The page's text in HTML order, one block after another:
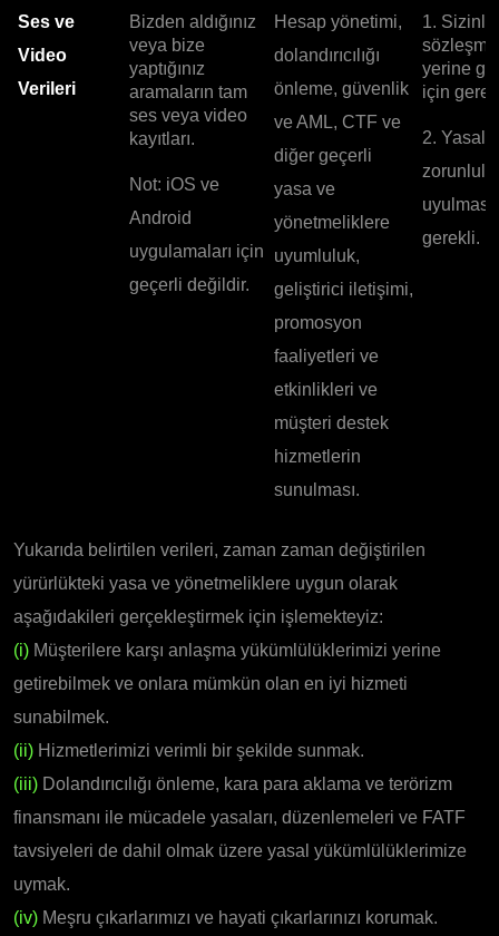
Ses ve
Video
Verileri
Bizden aldığınız
veya bize
yaptığınız
aramaların tam
ses veya video
kayıtları.
Not: iOS ve
Android
uygulamaları için
geçerli değildir.
Hesap yönetimi,
dolandırıcılığı
önleme, güvenlik
ve AML, CTF ve
diğer geçerli
yasa ve
yönetmeliklere
uyumluluk,
geliştirici iletişimi,
promosyon
faaliyetleri ve
etkinlikleri ve
müşteri destek
hizmetlerin
sunulması.
1.
yerine
için
2. Yasal
gerekli.
Yukarıda belirtilen verileri, zaman zaman değiştirilen
yürürlükteki yasa ve yönetmeliklere uygun olarak
aşağıdakileri gerçekleştirmek için işlemekteyiz:
(i) Müşterilere karşı anlaşma yükümlülüklerimizi yerine
getirebilmek ve onlara mümkün olan en iyi hizmeti
sunabilmek.
(ii) Hizmetlerimizi verimli bir şekilde sunmak.
(iii) Dolandırıcılığı önleme, kara para aklama ve terörizm
finansmanı ile mücadele yasaları, düzenlemeleri ve FATF
tavsiyeleri de dahil olmak üzere yasal yükümlülüklerimize
uymak.
(iv) Meşru çıkarlarımızı ve hayati çıkarlarınızı korumak.